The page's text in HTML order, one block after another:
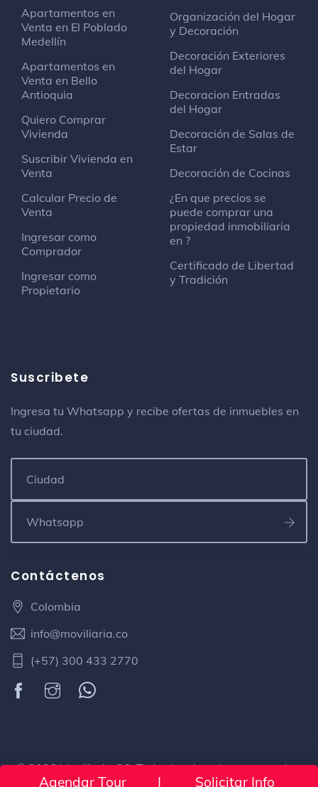
Apartamentos en
Venta en El Poblado
Medellín
Apartamentos en
Venta en Bello
Antioquia
Quiero Comprar
Vivienda
Suscribir Vivienda en
Venta
Calcular Precio de
Venta
Ingresar como
Comprador
Ingresar como
Propietario
Organización del Hogar
y Decoración
Decoración Exteriores
del Hogar
Decoracion Entradas
del Hogar
Decoración de Salas de
Estar
Decoración de Cocinas
¿En que precios se
puede comprar una
propiedad inmobiliaria
en ?
Certificado de Libertad
y Tradición
Suscribete
Ingresa tu Whatsapp y recibe ofertas de inmuebles en
tu ciudad.
Contáctenos
Colombia
info@moviliaria.co
(+57) 300 433 2770
© 2026 Moviliaria CO. Todos los derechos reservados.
Agendar Tour | Solicitar Info